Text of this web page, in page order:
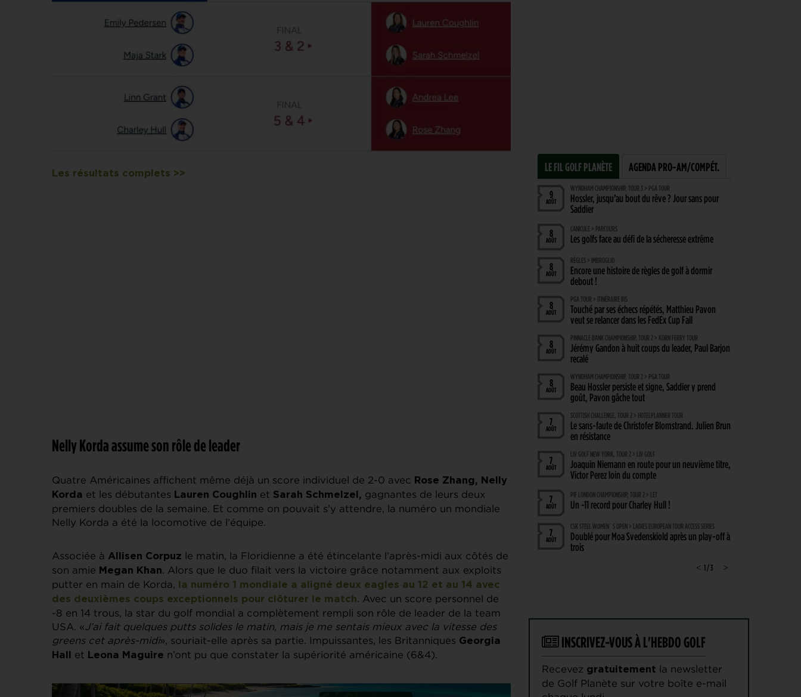
Les résultats complets >>
Nelly Korda assume son rôle de leader
Quatre Américaines affichent même déjà un score individuel de 2-0 avec Rose Zhang, Nelly
Korda et les débutantes Lauren Coughlin et Sarah Schmelzel, gagnantes de leurs deux
premiers doubles de la semaine. Et comme on pouvait s’y attendre, la numéro un mondiale
Nelly Korda a été la locomotive de l’équipe.
Associée à Allisen Corpuz le matin, la Floridienne a été étincelante l’après-midi aux côtés de
son amie Megan Khan. Alors que le duo filait vers la victoire grâce notamment aux exploits
putter en main de Korda,
la numéro 1 mondiale a aligné deux eagles au 12 et au 14 avec
des deuxièmes coups exceptionnels pour clôturer le match. Avec un score personnel de
-8 en 14 trous, la star du golf mondial a complètement rempli son rôle de leader de la team
USA. «J’ai fait quelques putts solides le matin, mais je me sentais mieux avec la vitesse des
greens cet après-midi», souriait-elle après sa partie. Impuissantes, les Britanniques Georgia
Hall
et Leona Maguire n’ont pu que constater la supériorité américaine (6&4).
LE FIL GOLF PLANÈTE AGENDA PRO-AM/COMPÉT.
9
AOÛT
WYNDHAM CHAMPIONSHIP, TOUR 3 > PGA TOUR
Hossler, jusqu’au bout du rêve ? Jour sans pour
Saddier
8
AOÛT
CANICULE > PARCOURS
Les golfs face au défi de la sécheresse extrême
8
AOÛT
RÈGLES > IMBROGLIO
Encore une histoire de règles de golf à dormir
debout !
8
AOÛT
PGA TOUR > ITINÉRAIRE BIS
Touché par ses échecs répétés, Matthieu Pavon
veut se relancer dans les FedEx Cup Fall
8
AOÛT
PINNACLE BANK CHAMPIONSHIP, TOUR 2 > KORN FERRY TOUR
Jérémy Gandon à huit coups du leader, Paul Barjon
recalé
8
AOÛT
WYNDHAM CHAMPIONSHIP, TOUR 2 > PGA TOUR
Beau Hossler persiste et signe, Saddier y prend
goût, Pavon gâche tout
7
AOÛT
SCOTTISH CHALLENGE, TOUR 2 > HOTELPLANNER TOUR
Le sans-faute de Christofer Blomstrand. Julien Brun
en résistance
7
AOÛT
LIV GOLF NEW YORK, TOUR 2 > LIV GOLF
Joaquin Niemann en route pour un neuvième titre,
Victor Perez loin du compte
7
AOÛT
PIF LONDON CHAMPIONSHIP, TOUR 2 > LET
Un -11 record pour Charley Hull !
7
AOÛT
CSK STEEL WOMEN´S OPEN > LADIES EUROPEAN TOUR ACCESS SERIES
Doublé pour Moa Svedenskiold après un play-off à
trois
Nastasia Nadaud : « Un moment très spécial, que
AOÛT
6
AOÛT
WYNDHAM CHAMPIONSHIP > CHAMBOULETOUT
dernier tournoi de la saison régulière
6
AOÛT
MATÉRIEL > MÉTAMORPHOSE
Michael Thorbjornsen : les secrets d’un sac qui a
< >
1 / 3
INSCRIVEZ-VOUS À L'HEBDO GOLF
Recevez gratuitement la newsletter
de Golf Planète sur votre boîte e-mail